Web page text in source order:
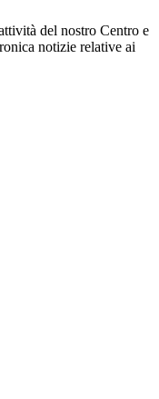
del nostro Centro e
notizie relative ai